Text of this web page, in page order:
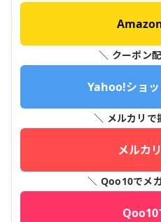
＼ クーポン
Yahoo!ショ
＼ メルカリで
メルカ
＼ Qoo10でメ
Qoo10